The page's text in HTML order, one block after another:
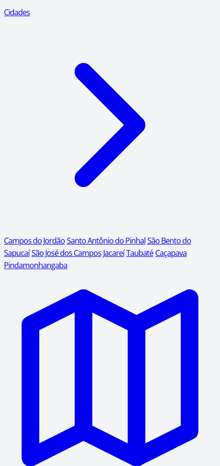
Cidades
Campos do JordãoSanto Antônio do PinhalSão Bento do
SapucaíSão José dos Campos JacareíTaubaté Caçapava
Pindamonhangaba